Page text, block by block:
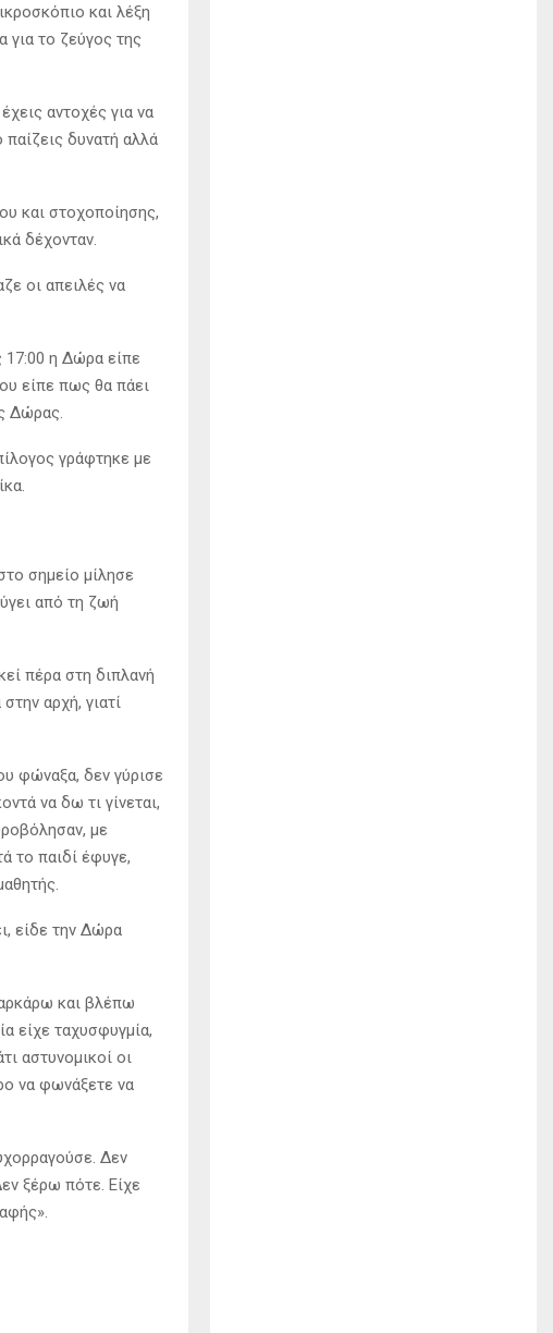
και λέξη
για το ζεύγος της
αντοχές για να
παίζεις δυνατή αλλά
και στοχοποίησης,
δέχονταν.
οι απειλές να
17:00 η Δώρα είπε
είπε πως θα πάει
Δώρας.
γράφτηκε με
σημείο μίλησε
από τη ζωή
πέρα στη διπλανή
αρχή, γιατί
φώναξα, δεν γύρισε
να δω τι γίνεται,
με
το παιδί έφυγε,
είδε την Δώρα
και βλέπω
είχε ταχυσφυγμία,
αστυνομικοί οι
να φωνάξετε να
Δεν
ξέρω πότε. Είχε